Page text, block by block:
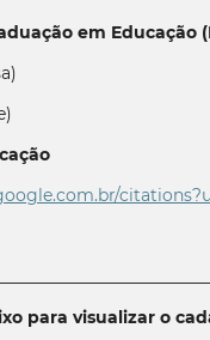
em Educação
para visualizar o